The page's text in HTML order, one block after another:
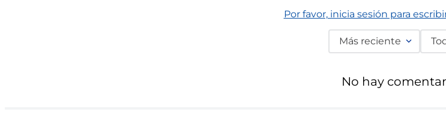
Por favor, inicia sesión para
Más reciente
No hay